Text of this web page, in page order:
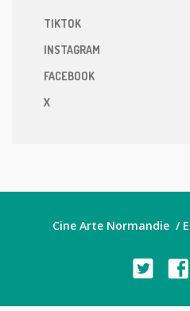
TIKTOK
INSTAGRAM
FACEBOOK
X
Cine Arte Normandie /